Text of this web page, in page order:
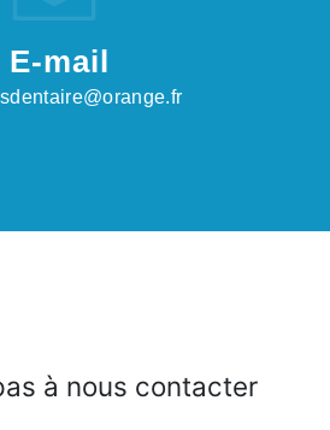
E-mail
à nous contacter